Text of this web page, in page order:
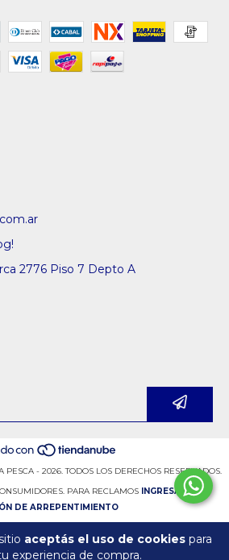
aceptás el uso de cookiespara
experiencia de compra.
2776 Piso 7 Depto A
PESCA - 2026. TODOS LOS DERECHOS RESERVADOS.
PARA RECLAMOS
INGRESÁ ACÁ.
DE ARREPENTIMIENTO